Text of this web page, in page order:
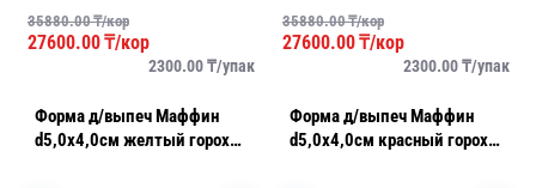
35880.00₸/кор
27600.00₸/кор
2300.00₸/упак
Форма д/выпеч Маффин
d5,0х4,0см желтый горох
35880.00₸/кор
27600.00₸/кор
2300.00₸/упак
Форма д/выпеч Маффин
d5,0х4,0см красный горох